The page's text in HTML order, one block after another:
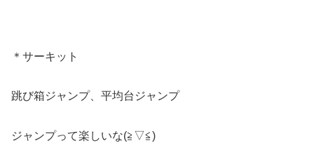
＊サーキット
跳び箱ジャンプ、平均台ジャンプ
ジャンプって楽しいな(≧▽≦)